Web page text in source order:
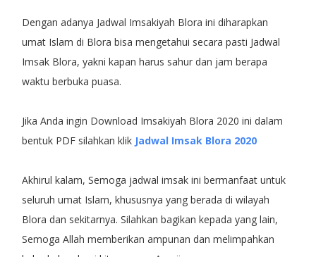
Dengan adanya Jadwal Imsakiyah Blora ini diharapkan
umat Islam di Blora bisa mengetahui secara pasti Jadwal
Imsak Blora, yakni kapan harus sahur dan jam berapa
waktu berbuka puasa.
Jika Anda ingin Download Imsakiyah Blora 2020 ini dalam
bentuk PDF silahkan klik Jadwal Imsak Blora 2020
Akhirul kalam, Semoga jadwal imsak ini bermanfaat untuk
seluruh umat Islam, khususnya yang berada di wilayah
Blora dan sekitarnya. Silahkan bagikan kepada yang lain,
Semoga Allah memberikan ampunan dan melimpahkan